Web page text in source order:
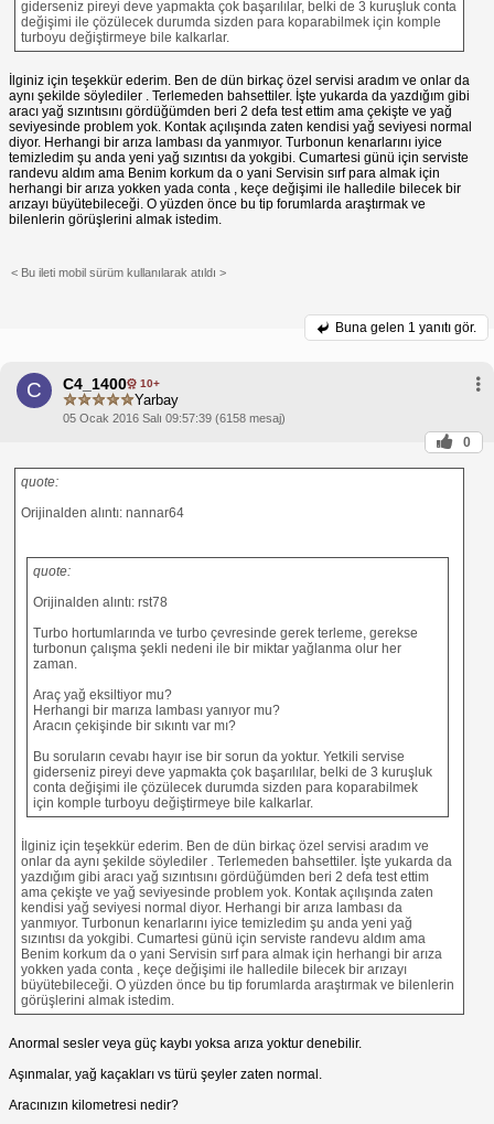
giderseniz pireyi deve yapmakta çok başarılılar, belki de 3 kuruşluk conta
değişimi ile çözülecek durumda sizden para koparabilmek için komple
turboyu değiştirmeye bile kalkarlar.
İlginiz için teşekkür ederim. Ben de dün birkaç özel servisi aradım ve onlar da
aynı şekilde söylediler . Terlemeden bahsettiler. İşte yukarda da yazdığım gibi
aracı yağ sızıntısını gördüğümden beri 2 defa test ettim ama çekişte ve yağ
seviyesinde problem yok. Kontak açılışında zaten kendisi yağ seviyesi normal
diyor. Herhangi bir arıza lambası da yanmıyor. Turbonun kenarlarını iyice
temizledim şu anda yeni yağ sızıntısı da yokgibi. Cumartesi günü için serviste
randevu aldım ama Benim korkum da o yani Servisin sırf para almak için
herhangi bir arıza yokken yada conta , keçe değişimi ile halledile bilecek bir
arızayı büyütebileceği. O yüzden önce bu tip forumlarda araştırmak ve
bilenlerin görüşlerini almak istedim.
< Bu ileti mobil sürüm kullanılarak atıldı >
Buna gelen 1 yanıtı gör.
C C4_1400 10+
Yarbay
05 Ocak 2016 Salı 09:57:39 (6158 mesaj)
0
quote:
Orijinalden alıntı: nannar64
quote:
Orijinalden alıntı: rst78
Turbo hortumlarında ve turbo çevresinde gerek terleme, gerekse
turbonun çalışma şekli nedeni ile bir miktar yağlanma olur her
zaman.
Araç yağ eksiltiyor mu?
Herhangi bir marıza lambası yanıyor mu?
Aracın çekişinde bir sıkıntı var mı?
Bu soruların cevabı hayır ise bir sorun da yoktur. Yetkili servise
giderseniz pireyi deve yapmakta çok başarılılar, belki de 3 kuruşluk
conta değişimi ile çözülecek durumda sizden para koparabilmek
için komple turboyu değiştirmeye bile kalkarlar.
İlginiz için teşekkür ederim. Ben de dün birkaç özel servisi aradım ve
onlar da aynı şekilde söylediler . Terlemeden bahsettiler. İşte yukarda da
yazdığım gibi aracı yağ sızıntısını gördüğümden beri 2 defa test ettim
ama çekişte ve yağ seviyesinde problem yok. Kontak açılışında zaten
kendisi yağ seviyesi normal diyor. Herhangi bir arıza lambası da
yanmıyor. Turbonun kenarlarını iyice temizledim şu anda yeni yağ
sızıntısı da yokgibi. Cumartesi günü için serviste randevu aldım ama
Benim korkum da o yani Servisin sırf para almak için herhangi bir arıza
yokken yada conta , keçe değişimi ile halledile bilecek bir arızayı
büyütebileceği. O yüzden önce bu tip forumlarda araştırmak ve bilenlerin
görüşlerini almak istedim.
Anormal sesler veya güç kaybı yoksa arıza yoktur denebilir.
Aşınmalar, yağ kaçakları vs türü şeyler zaten normal.
Aracınızın kilometresi nedir?